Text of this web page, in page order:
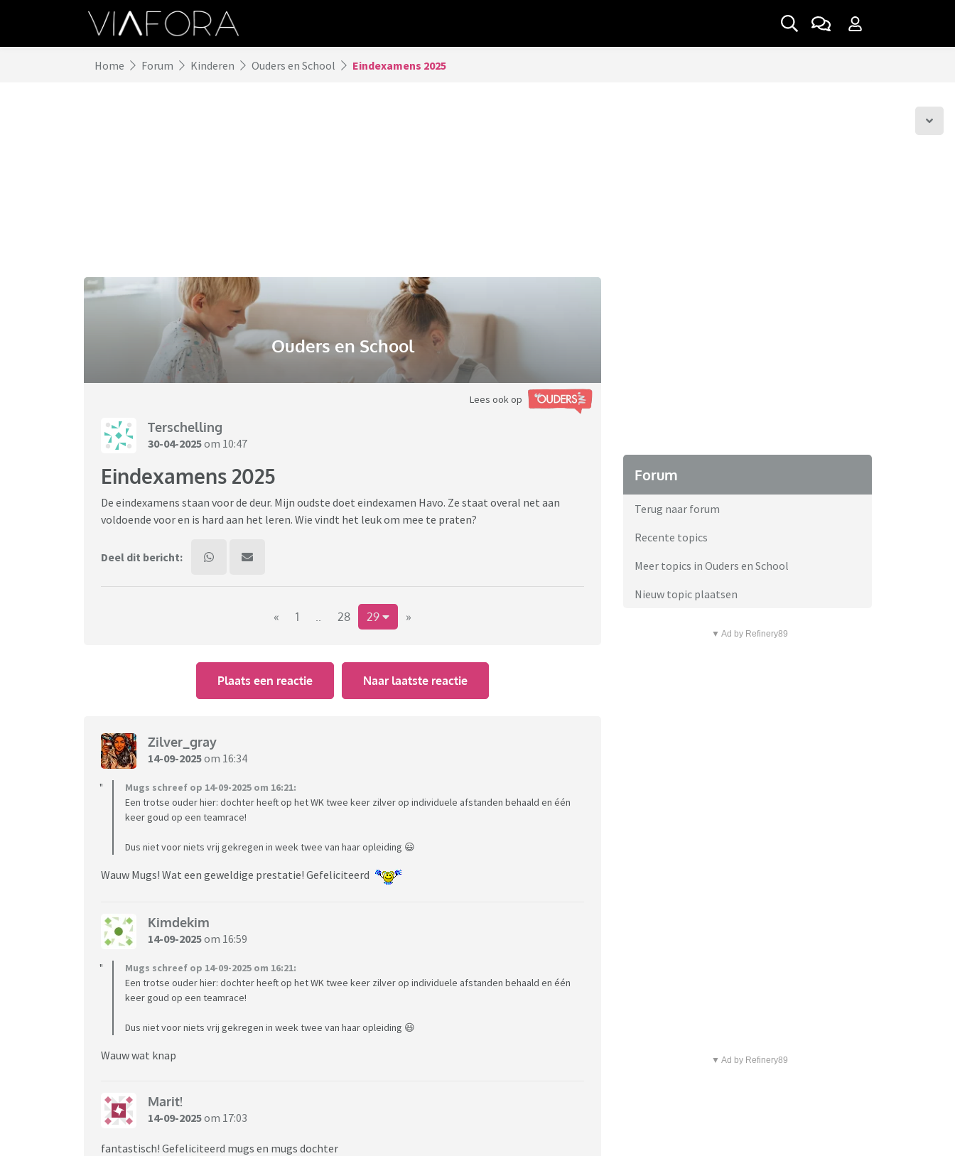
Home Forum Kinderen Ouders en School Eindexamens 2025
Ouders en School
Lees ook op
Terschelling
30-04-2025om 10:47
Eindexamens 2025
De eindexamens staan voor de deur. Mijn oudste doet eindexamen Havo. Ze staat overal net aan
voldoende voor en is hard aan het leren. Wie vindt het leuk om mee te praten?
Deel dit bericht:
« 1 .. 28 29 »
Plaats een reactie Naar laatste reactie
Zilver_gray
14-09-2025om 16:34
Mugs schreef op 14-09-2025 om 16:21:
Een trotse ouder hier: dochter heeft op het WK twee keer zilver op individuele afstanden behaald en één
keer goud op een teamrace!
Dus niet voor niets vrij gekregen in week twee van haar opleiding 😃
Wauw Mugs! Wat een geweldige prestatie! Gefeliciteerd
Kimdekim
14-09-2025om 16:59
Mugs schreef op 14-09-2025 om 16:21:
Een trotse ouder hier: dochter heeft op het WK twee keer zilver op individuele afstanden behaald en één
keer goud op een teamrace!
Dus niet voor niets vrij gekregen in week twee van haar opleiding 😃
Wauw wat knap
Marit!
14-09-2025om 17:03
fantastisch! Gefeliciteerd mugs en mugs dochter
Forum
Terug naar forum
Recente topics
Meer topics in Ouders en School
Nieuw topic plaatsen
▼ Ad by Refinery89
▼ Ad by Refinery89